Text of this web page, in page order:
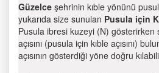
Güzelce şehrinin kıble yönünü
yukarıda size sunulan Pusula için
Pusula ibresi kuzeyi (N) gösterirken
açısını (pusula için kıble açısını)
açısının gösterdiği yöne doğru